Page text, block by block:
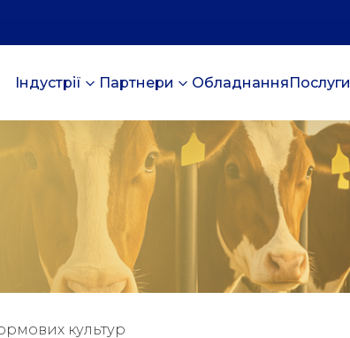
Індустрії Партнери ОбладнанняПослуги
культур